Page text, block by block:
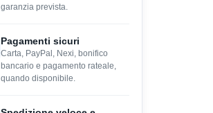
garanzia prevista.
Pagamenti sicuri
Carta, PayPal, Nexi, bonifico
bancario e pagamento rateale,
quando disponibile.